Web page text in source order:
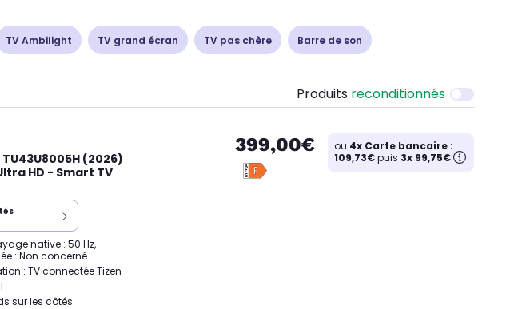
TV Ambilight TV grand écran TV pas chère Barre de son
Produits reconditionnés
TU43U8005H (2026)
HD - Smart TV
native : 50 Hz,
: Non concerné
: TV connectée Tizen
sur les côtés
399,00€ ou 4x Carte bancaire :
109,73€puis 3x 99,75€